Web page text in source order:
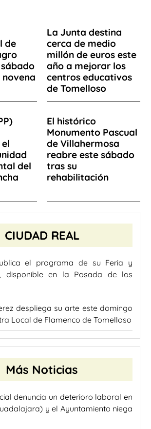
de
novena
La Junta destina
cerca de medio
millón de euros este
año a mejorar los
centros educativos
de Tomelloso
del
El histórico
Monumento Pascual
de Villahermosa
reabre este sábado
tras su
rehabilitación
CIUDAD REAL
el programa de su Feria y
disponible en la Posada de los
despliega su arte este domingo
Local de Flamenco de Tomelloso
Más Noticias
denuncia un deterioro laboral en
y el Ayuntamiento niega